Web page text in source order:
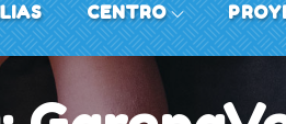
CENTRO